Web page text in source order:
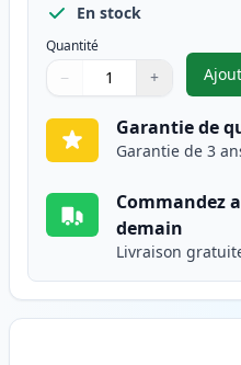
En stock
Quantité
Quantité
Utilisez les boutons pour
− +
Quantité
Garantie de
Garantie de 3
Commandez
demain
Livraison